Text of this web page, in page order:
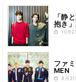
「静
抱き
10月
ファ
MEN
8月31